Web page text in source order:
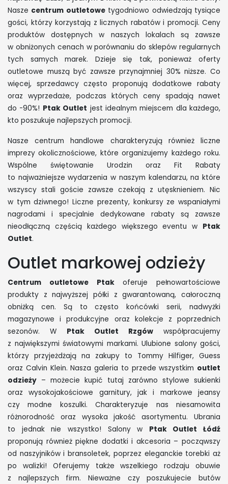
Nasze centrum outletowetygodniowo odwiedzają tysiące
gości, którzy korzystają z licznych rabatów i promocji. Ceny
produktów dostępnych w naszych lokalach są zawsze
w obniżonych cenach w porównaniu do sklepów regularnych
tych samych marek. Dzieje się tak, ponieważ oferty
outletowe muszą być zawsze przynajmniej 30% niższe. Co
więcej, sprzedawcy często proponują dodatkowe rabaty
oraz wyprzedaże, podczas których ceny spadają nawet
do -90%! Ptak Outlet jest idealnym miejscem dla każdego,
kto poszukuje najlepszych promocji.
Nasze centrum handlowe charakteryzują również liczne
imprezy okolicznościowe, które organizujemy każdego roku.
Wspólne świętowanie Urodzin oraz Fit Rabaty
to najważniejsze wydarzenia w naszym kalendarzu, na które
wszyscy stali goście zawsze czekają z utęsknieniem. Nic
w tym dziwnego! Liczne prezenty, konkursy ze wspaniałymi
nagrodami i specjalnie dedykowane rabaty są zawsze
nieodłączną częścią każdego większego eventu w Ptak
Outlet.
Outlet markowej odzieży
Centrum outletowe Ptakoferuje pełnowartościowe
produkty z najwyższej półki z gwarantowaną, całoroczną
obniżką cen. Są to często końcówki serii, nadwyżki
magazynowe i produkcyjne oraz kolekcje z poprzednich
sezonów. W Ptak Outlet Rzgów współpracujemy
z największymi światowymi markami. Ulubione salony gości,
którzy przyjeżdżają na zakupy to Tommy Hilfiger, Guess
oraz Calvin Klein. Nasza galeria to przede wszystkim outlet
odzieży – możecie kupić tutaj zarówno stylowe sukienki
oraz wysokojakościowe garnitury, jak i markowe jeansy
czy modne koszulki. Charakteryzuje nas niesamowita
różnorodność oraz wysoka jakość asortymentu. Ubrania
to jednak nie wszystko! Salony w Ptak Outlet Łódź
proponują również piękne dodatki i akcesoria – począwszy
od naszyjników i bransoletek, poprzez eleganckie torebki aż
po walizki! Oferujemy także wszelkiego rodzaju obuwie
z najlepszych firm. Nieważne czy poszukujecie butów